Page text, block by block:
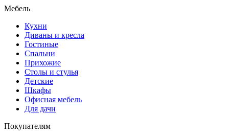
Мебель
Кухни
Диваны и кресла
Гостиные
Спальни
Прихожие
Столы и стулья
Детские
Шкафы
Офисная мебель
Для дачи
Покупателям